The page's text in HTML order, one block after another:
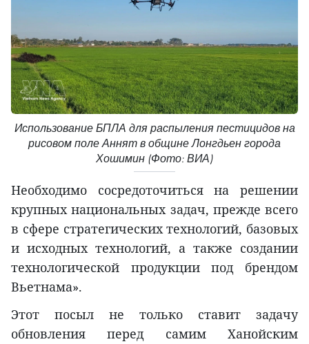
Использование БПЛА для распыления пестицидов на
рисовом поле Аннят в общине Лонгдьен города
Хошимин (Фото: ВИА)
Необходимо сосредоточиться на решении
крупных национальных задач, прежде всего
в сфере стратегических технологий, базовых
и исходных технологий, а также создании
технологической продукции под брендом
Вьетнама».
Этот посыл не только ставит задачу
обновления перед самим Ханойским